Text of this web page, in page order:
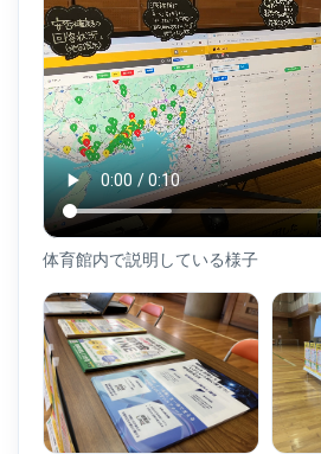
体育館内で説明している様子